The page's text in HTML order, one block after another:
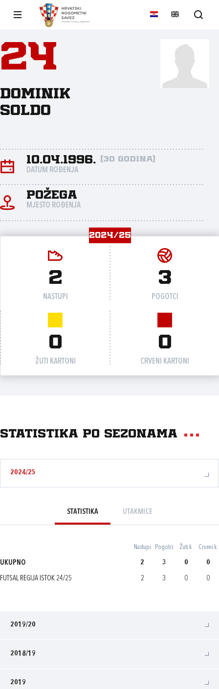
24
Dominik
Soldo
10.04.1996. (30 godina)
DATUM ROĐENJA
Požega
MJESTO ROĐENJA
2024/25
2
NASTUPI
3
POGOTCI
0
ŽUTI KARTONI
0
CRVENI KARTONI
Statistika po sezonama
2024/25
STATISTIKA UTAKMICE
Nastupi Pogotci Žuti k. Crveni k.
UKUPNO 2 3 0 0
FUTSAL REGIJA ISTOK 24/25 2 3 0 0
2019/20
2018/19
2019